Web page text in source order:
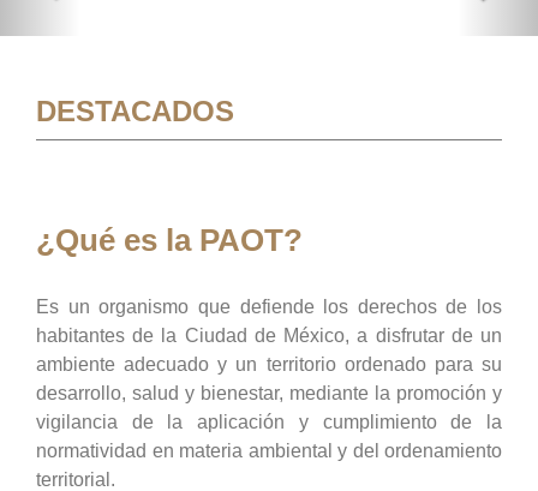
DESTACADOS
¿Qué es la PAOT?
Es un organismo que defiende los derechos de los
habitantes de la Ciudad de México, a disfrutar de un
ambiente adecuado y un territorio ordenado para su
desarrollo, salud y bienestar, mediante la promoción y
vigilancia de la aplicación y cumplimiento de la
normatividad en materia ambiental y del ordenamiento
territorial.